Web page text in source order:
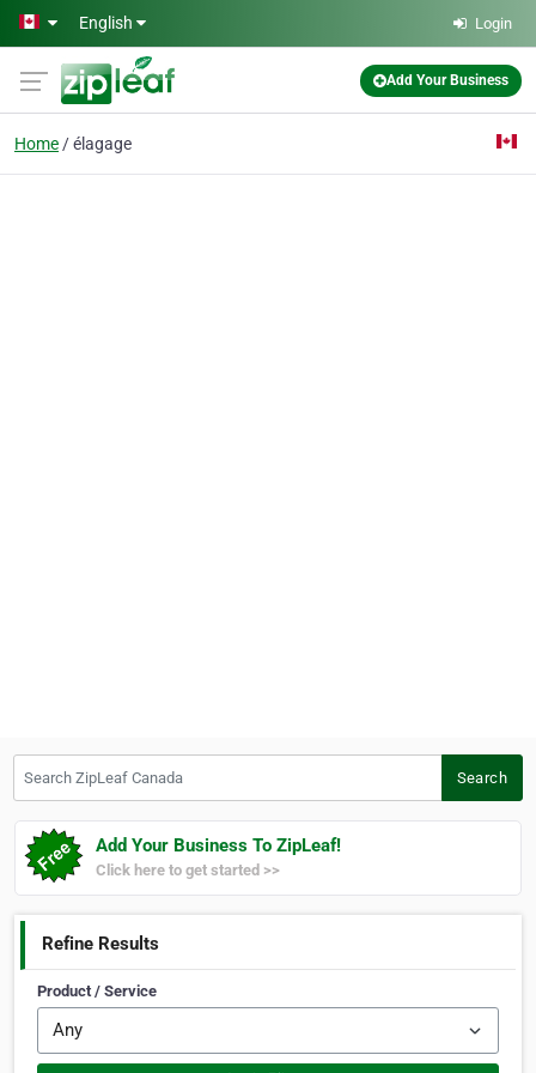
Skip to main content
English Login
Add Your Business
Home élagage
Search
Add Your Business To ZipLeaf!
Click here to get started >>
Refine Results
Product / Service